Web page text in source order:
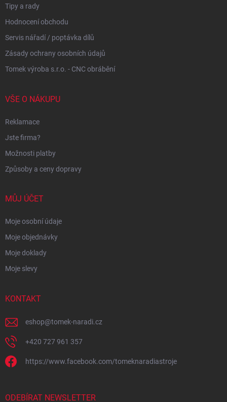
Tipy a rady
Hodnocení obchodu
Servis nářadí / poptávka dílů
Zásady ochrany osobních údajů
Tomek výroba s.r.o. - CNC obrábění
VŠE O NÁKUPU
Reklamace
Jste firma?
Možnosti platby
Způsoby a ceny dopravy
MŮJ ÚČET
Moje osobní údaje
Moje objednávky
Moje doklady
Moje slevy
KONTAKT
eshop@tomek-naradi.cz
+420 727 961 357
https://www.facebook.com/tomeknaradiastroje
ODEBÍRAT NEWSLETTER